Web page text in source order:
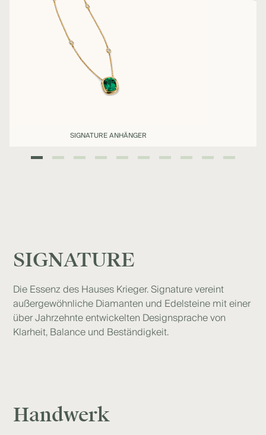
SIGNATURE ANHÄNGER
SIGNATURE
Die Essenz des Hauses Krieger. Signature vereint
außergewöhnliche Diamanten und Edelsteine mit einer
über Jahrzehnte entwickelten Designsprache von
Klarheit, Balance und Beständigkeit.
Handwerk